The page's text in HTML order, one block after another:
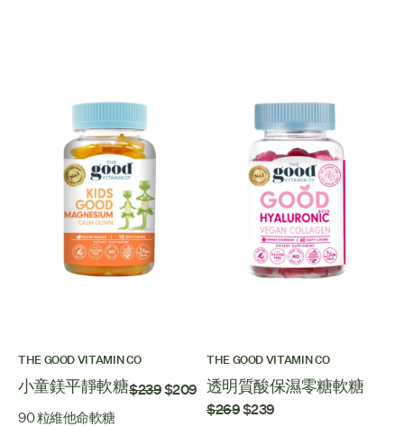
THE GOOD VITAMIN CO
小童鎂平靜軟糖$239$209
90 粒維他命軟糖
THE GOOD VITAMIN CO
透明質酸保濕零糖軟糖
$269$239